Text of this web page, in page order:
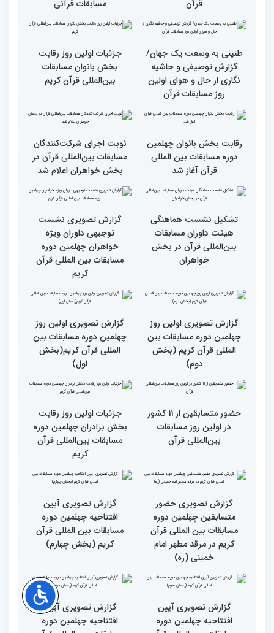
جایزه بگیر» در حاشیه
برگزاری مسابقات بین‌المللی
قرآن
مسابقات بین‌المللی قرآن/
تجربه زیاد ایران در برگزاری
مسابقات قرآنی
گزارش توصیفی و حاشیه
نگاری از حال و هوای اولین
روز مسابقات قرآن
بخش بانوان مسابقات
بین‌المللی قرآن کریم
رقابت بخش بانوان چهلمین
دوره مسابقات بین المللی
قرآن آغاز شد
نوبت اجرای شرکت‌کنندگان
مسابقات بین‌المللی قرآن در
بخش خواهران اعلام شد
تشکیل نشست هماهنگی
بین‌المللی قرآن در بخش
خواهران
گزارش تصویری نشست
خواهران چهلمین دوره
مسابقات بین المللی قرآن
کریم
چهلمین دوره مسابقات بین
المللی قرآن کریم (بخش
دوم)
چهلمین دوره مسابقات بین
المللی قرآن کریم(بخش
اول)
در اولین روز مسابقات
بین‌المللی قرآن
بخش برادران چهلمین دوره
مسابقات بین‌المللی قرآن
کریم
گزارش تصویری حضور
مسابقات بین المللی قرآن
کریم در مرقد مطهر امام
گزارش تصویری آیین
افتتاحیه چهلمین دوره
مسابقات بین المللی قرآن
کریم (بخش چهارم)